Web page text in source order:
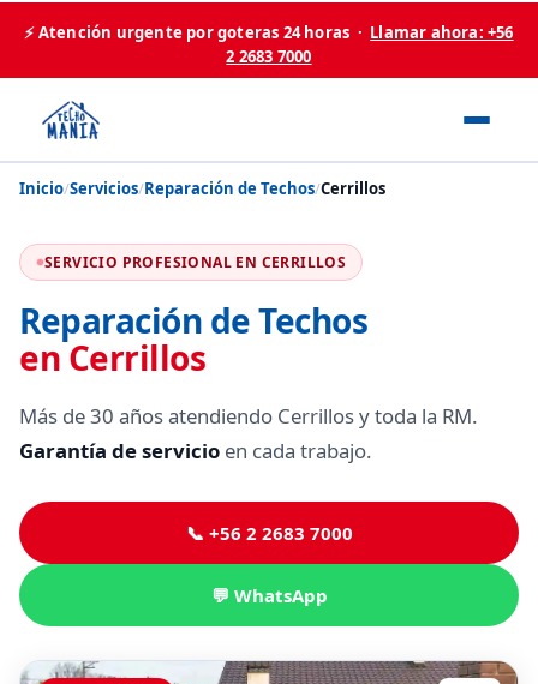
⚡ Atención urgente por goteras 24 horas · Llamar ahora: +56
2 2683 7000
Inicio/Servicios/Reparación de Techos/Cerrillos
SERVICIO PROFESIONAL EN CERRILLOS
Reparación de Techos
en Cerrillos
Más de 30 años atendiendo Cerrillos y toda la RM.
Garantía de servicio en cada trabajo.
📞 +56 2 2683 7000
💬 WhatsApp